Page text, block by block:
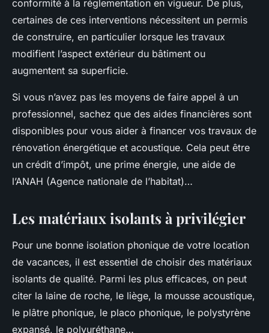
conformité à la réglementation en vigueur. De plus,
certaines de ces interventions nécessitent un permis
de construire, en particulier lorsque les travaux
modifient l’aspect extérieur du bâtiment ou
augmentent sa superficie.
Si vous n’avez pas les moyens de faire appel à un
professionnel, sachez que des aides financières sont
disponibles pour vous aider à financer vos travaux de
rénovation énergétique et acoustique. Cela peut être
un crédit d’impôt, une prime énergie, une aide de
l’ANAH (Agence nationale de l’habitat)…
Les matériaux isolants à privilégier
Pour une bonne isolation phonique de votre location
de vacances, il est essentiel de choisir des matériaux
isolants de qualité. Parmi les plus efficaces, on peut
citer la laine de roche, le liège, la mousse acoustique,
le plâtre phonique, le placo phonique, le polystyrène
expansé, le polyuréthane…